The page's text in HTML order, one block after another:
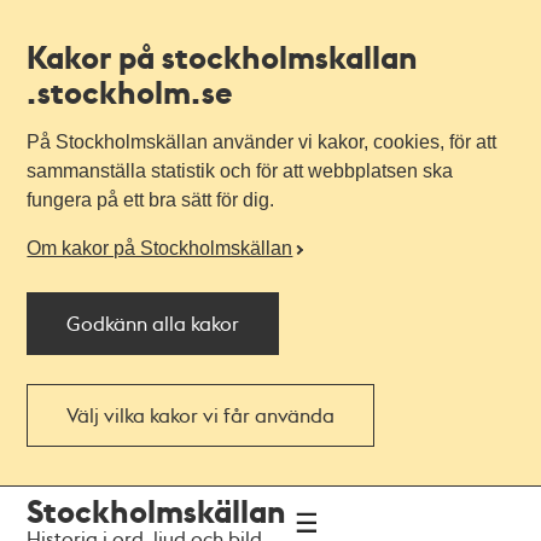
Kakor på stockholmskallan
.stockholm.se
På Stockholmskällan använder vi kakor, cookies, för att
sammanställa statistik och för att webbplatsen ska
fungera på ett bra sätt för dig.
Om kakor på Stockholmskällan
Godkänn alla kakor
Välj vilka kakor vi får använda
navigationen
huvudinnehållet
Stockholmskällan